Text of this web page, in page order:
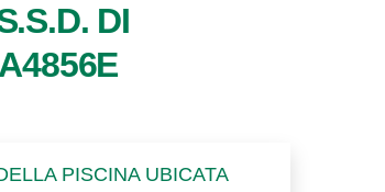
DI
PISCINA UBICATA